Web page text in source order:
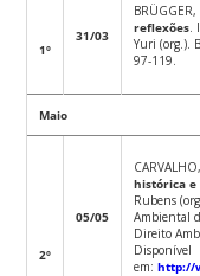
1º
31/03
reflexões
Yuri (org.).
97-119.
Maio
2º
05/05
histórica e
Rubens
Ambiental
Direito
Disponível
em:http://